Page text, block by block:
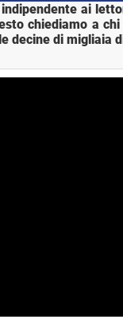
ai
chiediamo a
decine di migliaia